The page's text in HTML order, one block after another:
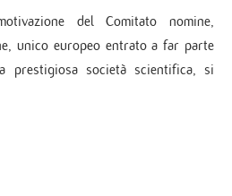
del Comitato nomine,
unico europeo entrato a far parte
prestigiosa società scientifica, si